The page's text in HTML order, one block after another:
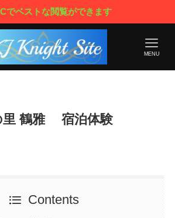
MENU
里 鶴雅 宿泊体験
Contents